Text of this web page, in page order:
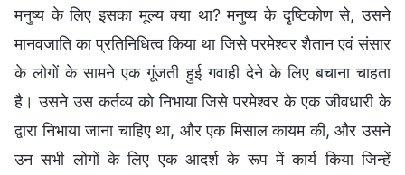
मनुष्य के लिए इसका मूल्य क्या था? मनुष्य के दृष्टिकोण से, उसने
मानवजाति का प्रतिनिधित्व किया था जिसे परमेश्वर शैतान एवं संसार
के लोगों के सामने एक गूंजती हुई गवाही देने के लिए बचाना चाहता
है। उसने उस कर्तव्य को निभाया जिसे परमेश्वर के एक जीवधारी के
द्वारा निभाया जाना चाहिए था, और एक मिसाल कायम की, और उसने
उन सभी लोगों के लिए एक आदर्श के रूप में कार्य किया जिन्हें